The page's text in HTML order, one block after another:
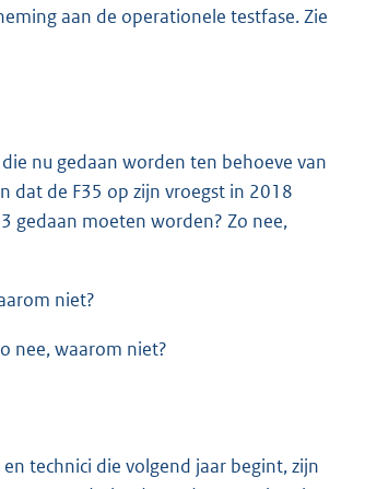
aan de operationele testfase. Zie
nu gedaan worden ten behoeve van
dat de F35 op zijn vroegst in 2018
gedaan moeten worden? Zo nee,
niet?
nee, waarom niet?
technici die volgend jaar begint, zijn